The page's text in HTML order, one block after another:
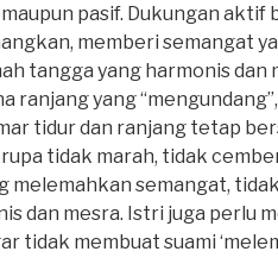
pasif. Dukungan aktif
memberi semangat
tangga yang harmonis dan
ranjang yang
tidur dan ranjang tetap
tidak marah, tidak
melemahkan semangat,
dan mesra. Istri juga perlu
tidak membuat suami